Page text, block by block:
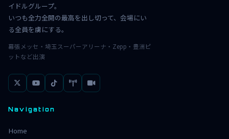
イドルグループ。
いつも全力全開の最高を出し切って、会場にい
る全員を虜にする。
幕張メッセ・埼玉スーパーアリーナ・Zepp・豊洲ピ
ットなど出演
Navigation
Home